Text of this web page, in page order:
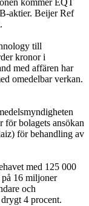
kommer EQT
aktier. Beijer Ref
till
kronor i
med affären har
omedelbar verkan.
för bolagets ansökan
för behandling av
med 125 000
16 miljoner
och
4 procent.